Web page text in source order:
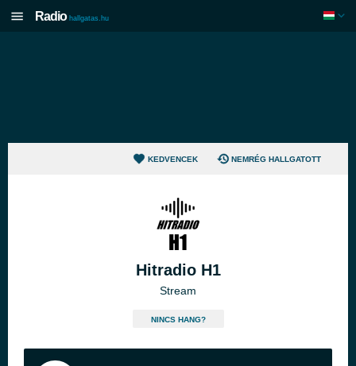
Radio hallgatas.hu
KEDVENCEK NEMRÉG HALLGATOTT
Hitradio H1
Stream
NINCS HANG?